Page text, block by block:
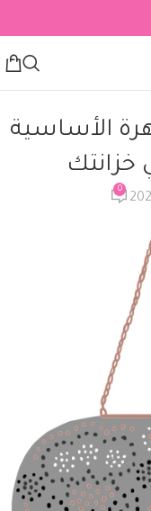
الأساسية
خزانتك
0